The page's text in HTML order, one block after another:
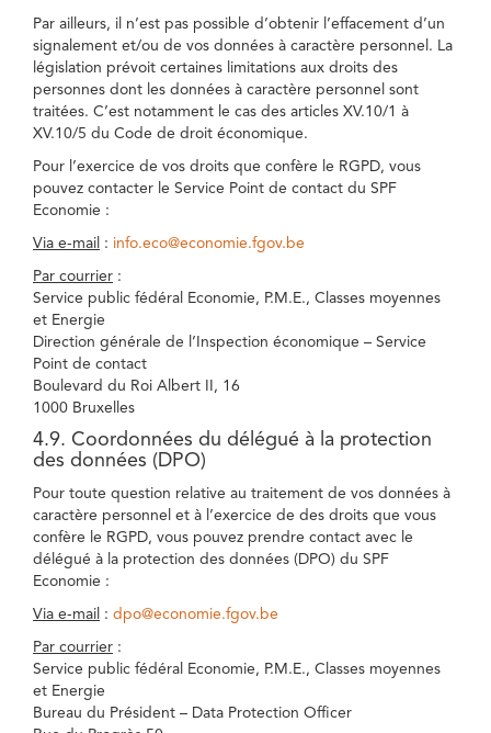
Par ailleurs, il n’est pas possible d’obtenir l’effacement d’un
signalement et/ou de vos données à caractère personnel. La
législation prévoit certaines limitations aux droits des
personnes dont les données à caractère personnel sont
traitées. C’est notamment le cas des articles XV.10/1 à
XV.10/5 du Code de droit économique.
Pour l’exercice de vos droits que confère le RGPD, vous
pouvez contacter le Service Point de contact du SPF
Economie :
Via e-mail : info.eco@economie.fgov.be
Par courrier :
Service public fédéral Economie, P.M.E., Classes moyennes
et Energie
Direction générale de l’Inspection économique – Service
Point de contact
Boulevard du Roi Albert II, 16
1000 Bruxelles
4.9. Coordonnées du délégué à la protection
des données (DPO)
Pour toute question relative au traitement de vos données à
caractère personnel et à l’exercice de des droits que vous
confère le RGPD, vous pouvez prendre contact avec le
délégué à la protection des données (DPO) du SPF
Economie :
Via e-mail : dpo@economie.fgov.be
Par courrier :
Service public fédéral Economie, P.M.E., Classes moyennes
et Energie
Bureau du Président – Data Protection Officer